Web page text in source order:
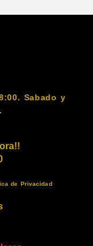
Sabado y
de Privacidad